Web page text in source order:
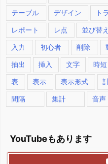
テーブル デザイン ト
レポート レ点 並び替え
入力 初心者 削除
抽出 挿入 文字 時短
表 表示 表示形式
間隔 集計 音声
YouTubeもあります